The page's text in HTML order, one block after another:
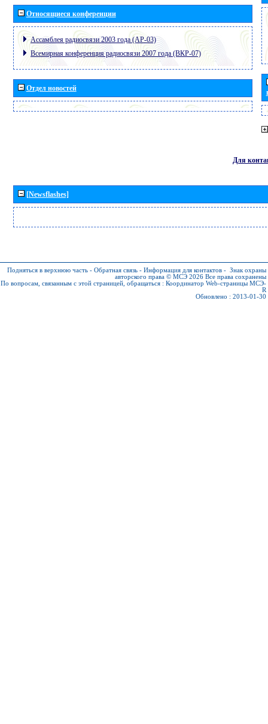
Относящиеся конференции
Ассамблея радиосвязи 2003 года (АР-03)
Всемирная конференция радиосвязи 2007 года (ВКР-07)
Отдел новостей
Для
[Newsflashes]
Подняться в верхнюю часть - Обратная связь - Информация для контактов - Знак охраны
авторского права © МСЭ 2026 Все права сохранены
По вопросам, связанным с этой страницей, обращаться : Координатор Web-страницы МСЭ-
R
Обновлено : 2013-01-30